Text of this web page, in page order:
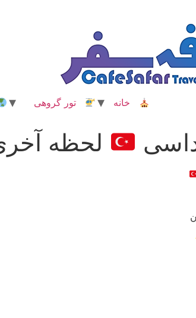
خانه تور گروهی
لحظه